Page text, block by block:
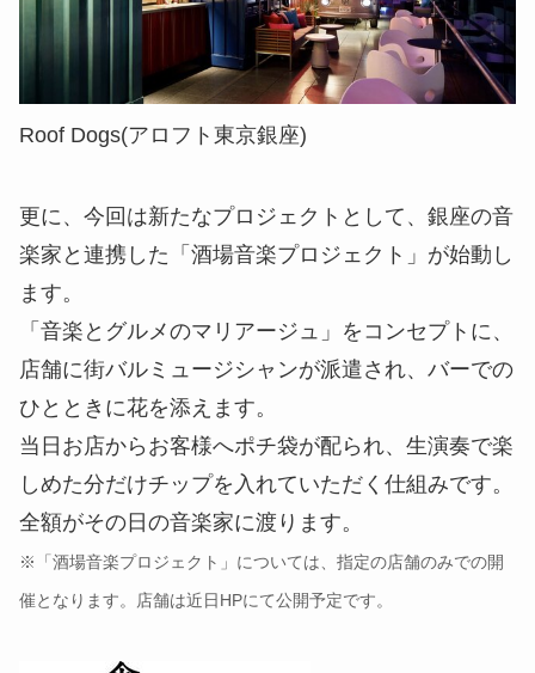
Roof Dogs(アロフト東京銀座)
更に、今回は新たなプロジェクトとして、銀座の音
楽家と連携した「酒場音楽プロジェクト」が始動し
ます。
「音楽とグルメのマリアージュ」をコンセプトに、
店舗に街バルミュージシャンが派遣され、バーでの
ひとときに花を添えます。
当日お店からお客様へポチ袋が配られ、生演奏で楽
しめた分だけチップを入れていただく仕組みです。
全額がその日の音楽家に渡ります。
※「酒場音楽プロジェクト」については、指定の店舗のみでの開
催となります。店舗は近日HPにて公開予定です。